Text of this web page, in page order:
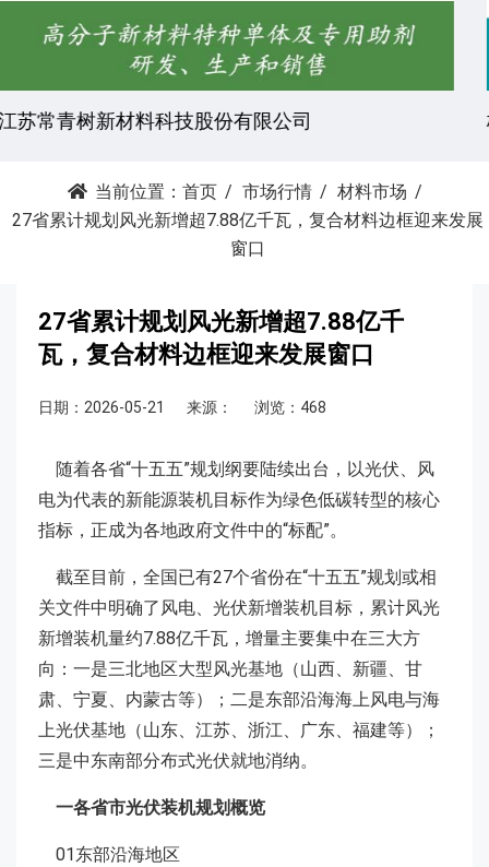
杭州昕劲复材科技有限公司
当前位置： 首页 市场行情
材料市场
27省累计规划风光新增超7.88亿千瓦，复合材料边框迎来发展
窗口
27省累计规划风光新增超7.88亿千
瓦，复合材料边框迎来发展窗口
日期：2026-05-21 来源： 浏览：468
随着各省“十五五”规划纲要陆续出台，以光伏、风
电为代表的新能源装机目标作为绿色低碳转型的核心
指标，正成为各地政府文件中的“标配”。
截至目前，全国已有27个省份在“十五五”规划或相
关文件中明确了风电、光伏新增装机目标，累计风光
新增装机量约7.88亿千瓦，增量主要集中在三大方
向：一是三北地区大型风光基地（山西、新疆、甘
肃、宁夏、内蒙古等）；二是东部沿海海上风电与海
上光伏基地（山东、江苏、浙江、广东、福建等）；
三是中东南部分布式光伏就地消纳。
一各省市光伏装机规划概览
01东部沿海地区